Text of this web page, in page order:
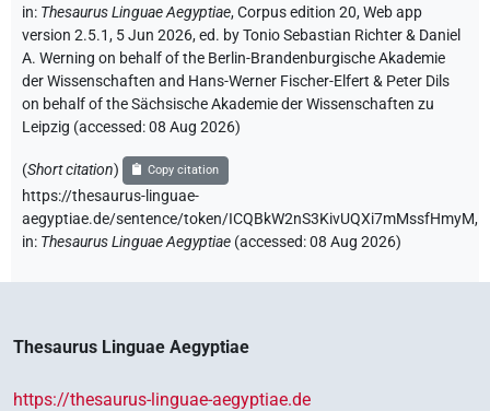
in: Thesaurus Linguae Aegyptiae,Corpus edition 20, Web app
version 2.5.1, 5 Jun 2026, ed. by Tonio Sebastian Richter & Daniel
A. Werning on behalf of the Berlin-Brandenburgische Akademie
der Wissenschaften and Hans-Werner Fischer-Elfert & Peter Dils
on behalf of the Sächsische Akademie der Wissenschaften zu
Leipzig (accessed:08 Aug 2026)
(Short citation) Copy citation
https://thesaurus-linguae-
aegyptiae.de/sentence/token/ICQBkW2nS3KivUQXi7mMssfHmyM,
in: Thesaurus Linguae Aegyptiae (accessed:08 Aug 2026)
Thesaurus Linguae Aegyptiae
https://thesaurus-linguae-aegyptiae.de